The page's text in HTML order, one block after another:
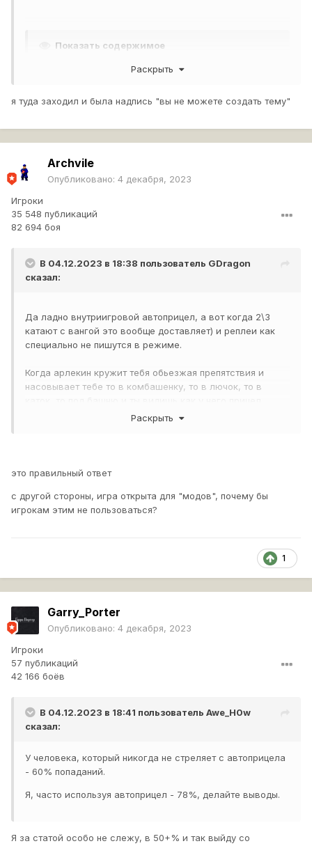
Показать содержимое
Раскрыть
я туда заходил и была надпись "вы не можете создать тему"
Archvile
Опубликовано: 4 декабря, 2023
Игроки
35 548 публикаций
82 694 боя
В 04.12.2023 в 18:38 пользователь GDragon
сказал:
Да ладно внутриигровой автоприцел, а вот когда 2\3
катают с вангой это вообще доставляет) и реплеи как
специально не пишутся в режиме.
Когда арлекин кружит тебя обьезжая препятствия и
насовывает тебе то в комбашенку, то в лючок, то в
перещёлкивается на новую позицию то хочется взять и
Раскрыть
это правильный ответ
с другой стороны, игра открыта для "модов", почему бы
игрокам этим не пользоваться?
1
Garry_Porter
Опубликовано: 4 декабря, 2023
Игроки
57 публикаций
42 166 боёв
В 04.12.2023 в 18:41 пользователь Awe_H0w
сказал:
У человека, который никогда не стреляет с автоприцела
- 60% попаданий.
Я, часто используя автоприцел - 78%, делайте выводы.
Я за статой особо не слежу, в 50+% и так выйду со